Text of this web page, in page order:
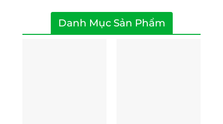
Danh Mục Sản Phẩm